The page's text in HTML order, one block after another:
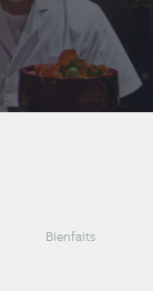
Bienfaits